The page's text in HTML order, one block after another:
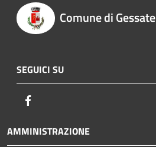
Comune di Gessate
SEGUICI SU
AMMINISTRAZIONE